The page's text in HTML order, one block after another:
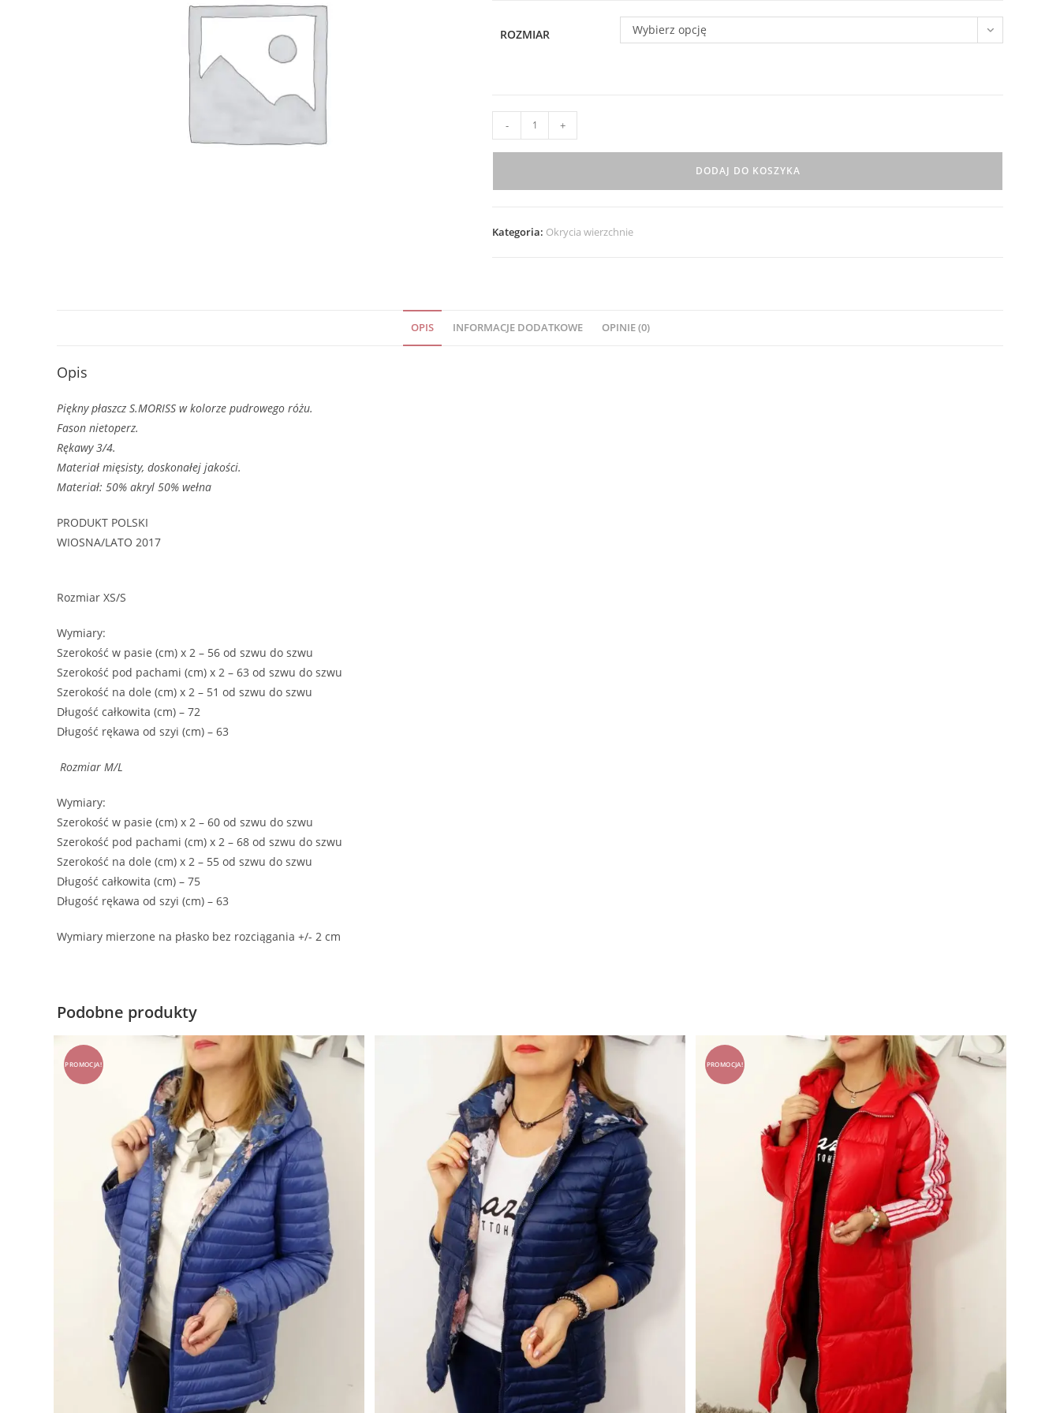
ROZMIAR Wybierz opcję
Płaszczyk
- +
DODAJ DO KOSZYKA
Kategoria: Okrycia wierzchnie
OPIS INFORMACJE DODATKOWE OPINIE (0)
Opis
Piękny płaszcz S.MORISS w kolorze pudrowego różu.
Fason nietoperz.
Rękawy 3/4.
Materiał mięsisty, doskonałej jakości.
Materiał: 50% akryl 50% wełna
PRODUKT POLSKI
WIOSNA/LATO 2017
Rozmiar XS/S
Wymiary:
Szerokość w pasie (cm) x 2 – 56 od szwu do szwu
Szerokość pod pachami (cm) x 2 – 63 od szwu do szwu
Szerokość na dole (cm) x 2 – 51 od szwu do szwu
Długość całkowita (cm) – 72
Długość rękawa od szyi (cm) – 63
Rozmiar M/L
Wymiary:
Szerokość w pasie (cm) x 2 – 60 od szwu do szwu
Szerokość pod pachami (cm) x 2 – 68 od szwu do szwu
Szerokość na dole (cm) x 2 – 55 od szwu do szwu
Długość całkowita (cm) – 75
Długość rękawa od szyi (cm) – 63
Wymiary mierzone na płasko bez rozciągania +/- 2 cm
Podobne produkty
PROMOCJA! PROMOCJA!